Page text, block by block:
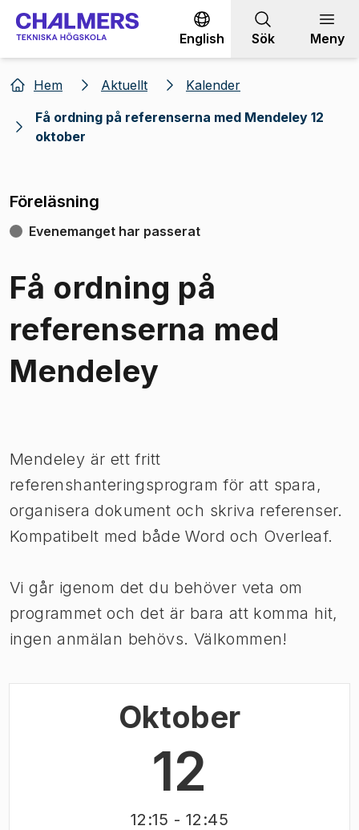
Gå till innehållet
English Sök Meny
Hem Aktuellt
Kalender
Få ordning på referenserna med Mendeley 12
oktober
Föreläsning
Evenemanget har passerat
Få ordning på
referenserna med
Mendeley
Mendeley är ett fritt
referenshanteringsprogram för att spara,
organisera dokument och skriva referenser.
Kompatibelt med både Word och Overleaf.
Vi går igenom det du behöver veta om
programmet och det är bara att komma hit,
ingen anmälan behövs. Välkommen!
Oktober
12
12:15 - 12:45